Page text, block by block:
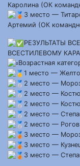
Каролина (ОК
3 место —
Артемий (ОК
РЕЗУЛЬТАТЫ
ВСЕСТИЛЕВОМУ
Возрастная
1 место —
2 место —
2 место —
2 место —
2 место —
2 место —
3 место —
3 место —
3 место —